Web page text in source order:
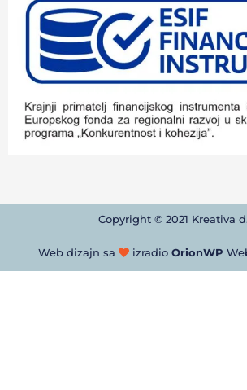
Copyright © 2021 Kreativa
Web dizajn sa izradio OrionWP